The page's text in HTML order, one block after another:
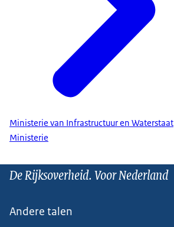
Ministerie van Infrastructuur en Waterstaat
Ministerie
De Rijksoverheid. Voor Nederland
Andere talen